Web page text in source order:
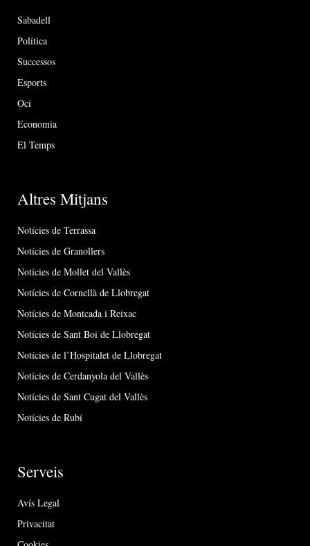
Sabadell
Política
Successos
Esports
Oci
Economia
El Temps
Altres Mitjans
Notícies de Terrassa
Notícies de Granollers
Notícies de Mollet del Vallès
Notícies de Cornellà de Llobregat
Notícies de Montcada i Reixac
Notícies de Sant Boi de Llobregat
Notícies de l’Hospitalet de Llobregat
Notícies de Cerdanyola del Vallès
Notícies de Sant Cugat del Vallès
Notícies de Rubí
Serveis
Avís Legal
Privacitat